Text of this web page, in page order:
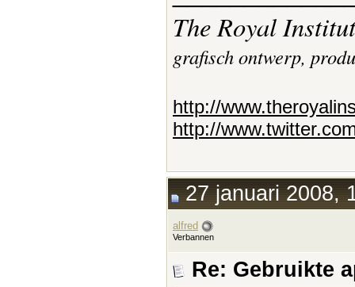
The Royal
grafisch ontwerp,
http://
http://
27 januari 2008,
alfred
Verbannen
Re: Gebruikte